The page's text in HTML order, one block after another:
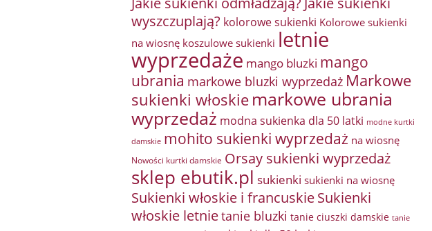
wyszczuplają? kolorowe sukienki Kolorowe sukienki
na wiosnę koszulowe sukienki letnie
wyprzedaże mango bluzki mango
ubrania markowe bluzki wyprzedaż Markowe
sukienki włoskie markowe ubrania
wyprzedaż modna sukienka dla 50 latki modne kurtki
damskie mohito sukienki wyprzedaż na wiosnę
Nowości kurtki damskie Orsay sukienki wyprzedaż
sklep ebutik.pl sukienki sukienki na wiosnę
Sukienki włoskie i francuskieSukienki
włoskie letnietanie bluzki tanie ciuszki damskie tanie